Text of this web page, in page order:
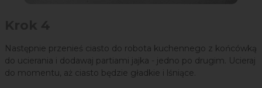
Następnie przenieś ciasto do robota kuchennego z końcówką
do ucierania i dodawaj partiami jajka - jedno po drugim. Ucieraj
do momentu, aż ciasto będzie gładkie i lśniące.